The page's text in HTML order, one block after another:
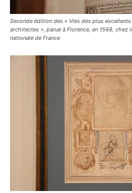
Seconde édition des « Vies des plus
architectes », parue à Florence, en 1568, chez
nationale de France